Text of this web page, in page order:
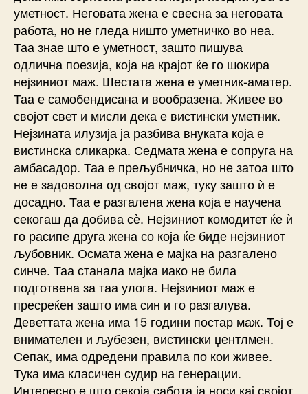
уметност. Неговата жена е свесна за неговата
работа, но не гледа ништо уметничко во неа.
Таа знае што е уметност, зашто пишува
одлична поезија, која на крајот ќе го шокира
нејзиниот маж. Шестата жена е уметник-аматер.
Таа е самобендисана и вообразена. Живее во
својот свет и мисли дека е вистински уметник.
Нејзината илузија ја разбива внуката која е
вистинска сликарка. Седмата жена е сопруга на
амбасадор. Таа е прељубничка, но не затоа што
не е задоволна од својот маж, туку зашто ѝ е
досадно. Таа е разгалена жена која е научена
секогаш да добива сѐ. Нејзиниот комодитет ќе ѝ
го расипе друга жена со која ќе биде нејзиниот
љубовник. Осмата жена е мајка на разгалено
синче. Таа станала мајка иако не била
подготвена за таа улога. Нејзиниот маж е
пресреќен зашто има син и го разгалува.
Деветтата жена има 15 години постар маж. Тој е
внимателен и љубезен, вистински џентлмен.
Сепак, има одредени правила по кои живее.
Тука има класичен судир на генерации.
Интересно е што секоја сабота ја носи кај својот